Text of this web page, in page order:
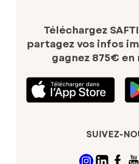
Téléchargez
partagez vos infos
gagnez 875€ en
SUIVEZ-